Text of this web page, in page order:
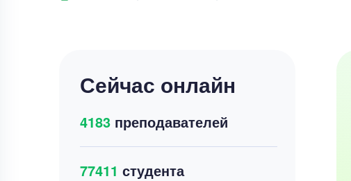
Сейчас онлайн
4183преподавателей
77411 студента